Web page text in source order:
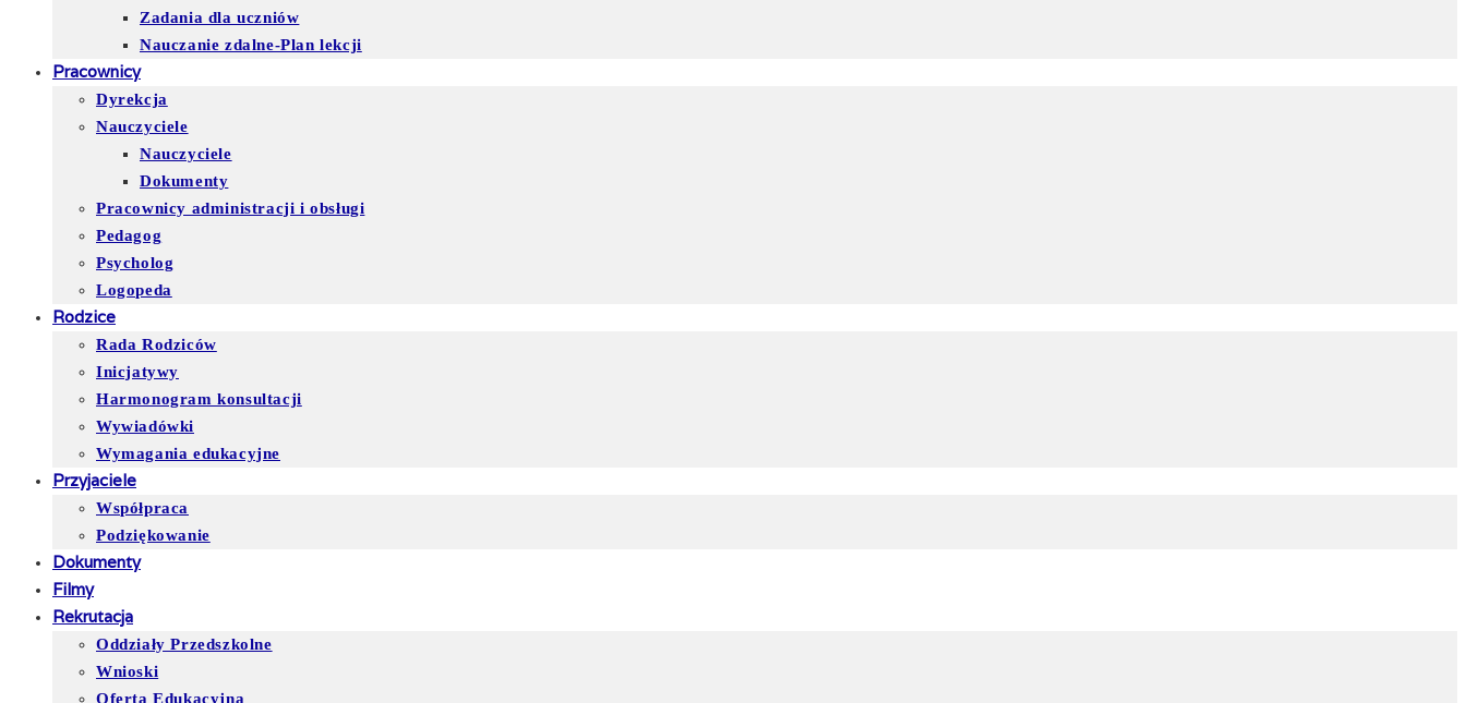
Zadania dla uczniów
Nauczanie zdalne-Plan lekcji
Pracownicy
Dyrekcja
Nauczyciele
Nauczyciele
Dokumenty
Pracownicy administracji i obsługi
Pedagog
Psycholog
Logopeda
Rodzice
Rada Rodziców
Inicjatywy
Harmonogram konsultacji
Wywiadówki
Wymagania edukacyjne
Przyjaciele
Współpraca
Podziękowanie
Dokumenty
Filmy
Rekrutacja
Oddziały Przedszkolne
Wnioski
Oferta Edukacyjna